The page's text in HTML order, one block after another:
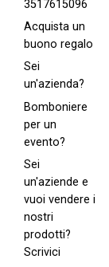
3517615096
Acquista un
buono regalo
Sei
un'azienda?
Bomboniere
per un
evento?
Sei
un'aziende e
vuoi vendere i
nostri
prodotti?
Scrivici